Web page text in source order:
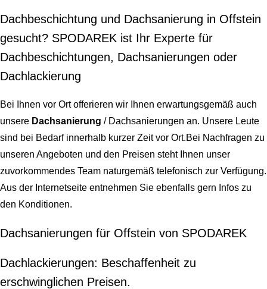
Dachbeschichtung und Dachsanierung in Offstein
gesucht? SPODAREK ist Ihr Experte für
Dachbeschichtungen, Dachsanierungen oder
Dachlackierung
Bei Ihnen vor Ort offerieren wir Ihnen erwartungsgemäß auch
unsere Dachsanierung / Dachsanierungen an. Unsere Leute
sind bei Bedarf innerhalb kurzer Zeit vor Ort.Bei Nachfragen zu
unseren Angeboten und den Preisen steht Ihnen unser
zuvorkommendes Team naturgemäß telefonisch zur Verfügung.
Aus der Internetseite entnehmen Sie ebenfalls gern Infos zu
den Konditionen.
Dachsanierungen für Offstein von SPODAREK
Dachlackierungen: Beschaffenheit zu
erschwinglichen Preisen.